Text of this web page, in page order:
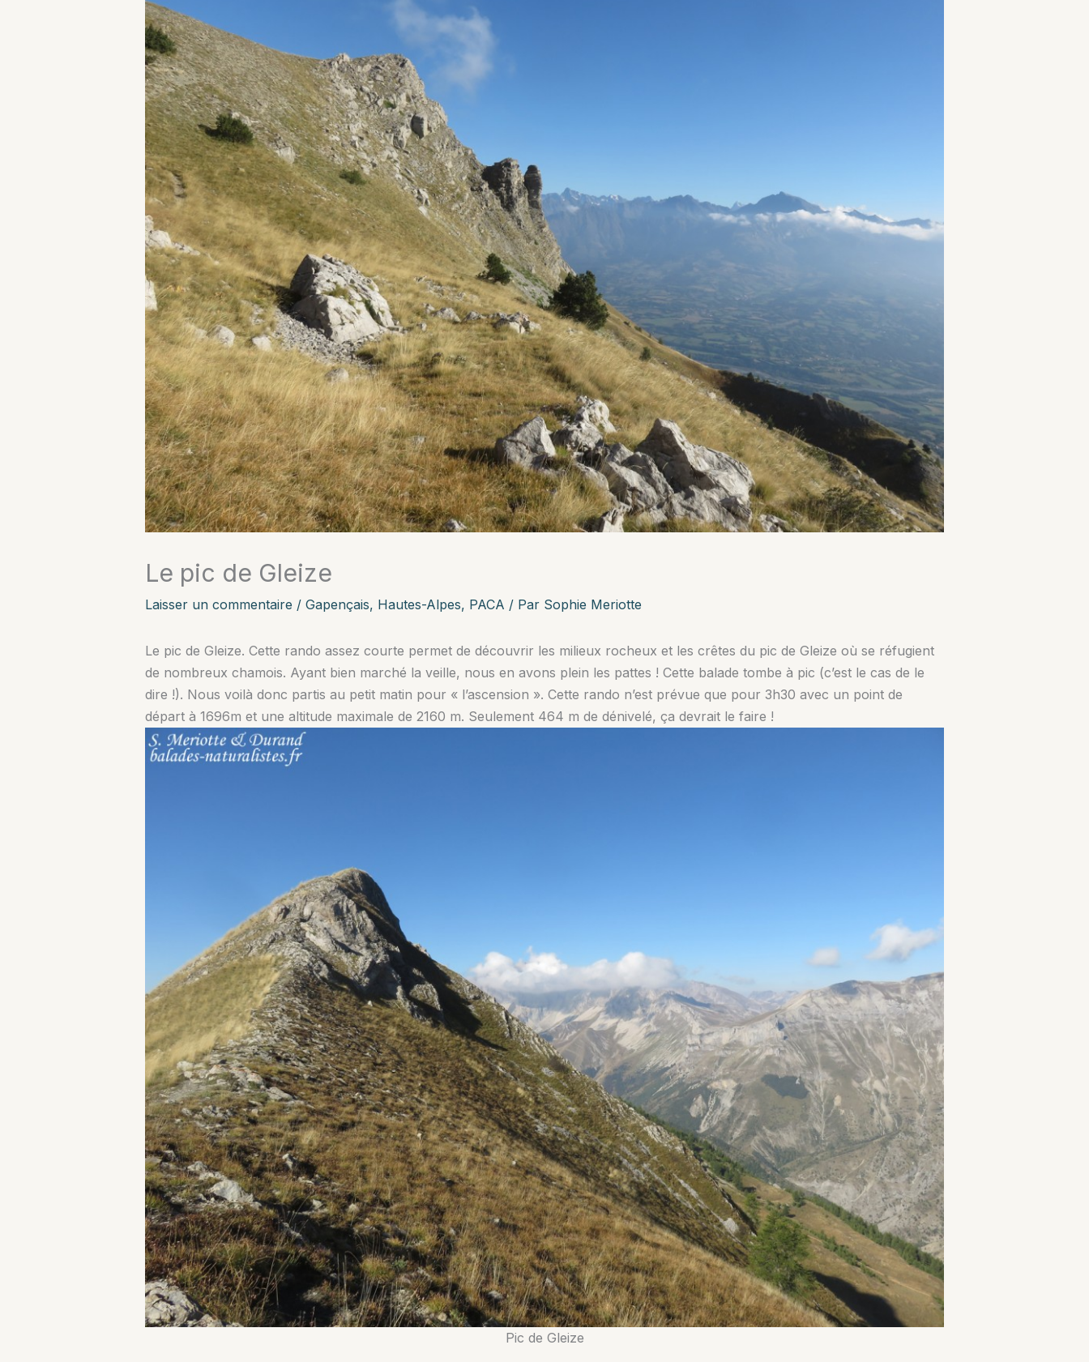
Le pic de Gleize
Laisser un commentaire / Gapençais, Hautes-Alpes, PACA / Par Sophie Meriotte
Le pic de Gleize. Cette rando assez courte permet de découvrir les milieux rocheux et les crêtes du pic de Gleize où se réfugient
de nombreux chamois. Ayant bien marché la veille, nous en avons plein les pattes ! Cette balade tombe à pic (c’est le cas de le
dire !). Nous voilà donc partis au petit matin pour « l’ascension ». Cette rando n’est prévue que pour 3h30 avec un point de
départ à 1696m et une altitude maximale de 2160 m. Seulement 464 m de dénivelé, ça devrait le faire !
Pic de Gleize